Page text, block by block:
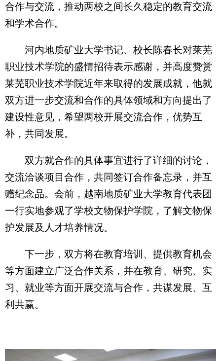
合作与交流，推动两校之间长久稳定的教育交流
和学术合作。
河内地质矿业大学书记、校长陈春长对莱芜
职业技术学院的盛情招待表示感谢，并高度赞赏
莱芜职业技术学院近年来取得的发展成就，他就
双方进一步交流和合作的具体领域和方向提出了
建设性意见，希望两校开展交流合作，优势互
补，共同发展。
双方就合作的具体事宜进行了详细的讨论，
交流洽谈项目合作，共同签订合作备忘录，并互
赠纪念品。会前，越南地质矿业大学教育代表团
一行实地参观了学校文物保护学院，了解文物保
护发展及人才培养情况。
下一步，双方将在教育培训、提供教育机会
等方面建立广泛合作关系，并在教育、研究、实
习、就业等方面开展交流与合作，共谋发展、互
利共赢。